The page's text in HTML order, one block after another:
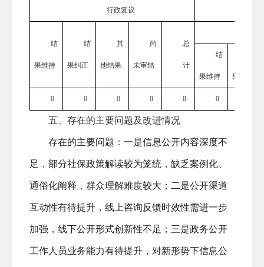
行政复议
结
果维持
结
果纠正
其
他结果
尚
未审结
总
计
结
果维持 果纠正
0 0 0 0 0 0
五、存在的主要问题及改进情况
存在的主要问题：一是信息公开内容深度不
足 ， 部分社保政策解读较为笼统，缺乏案例化、
通俗化阐释，群众理解难度较大； 二是公开渠道
互动性有待提升，线上咨询反馈时效性需进一步
加强，线下公开形式创新性不足； 三是政务公开
工作人员业务能力有待提升，对新形势下信息公